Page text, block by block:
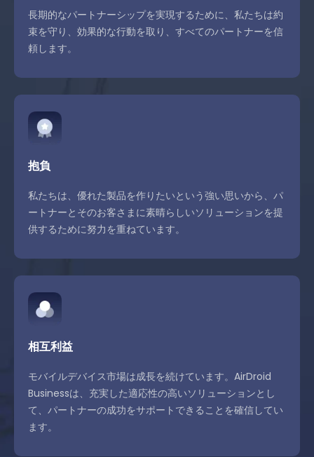
長期的なパートナーシップを実現するために、私たちは約
束を守り、効果的な行動を取り、すべてのパートナーを信
頼します。
抱負
私たちは、優れた製品を作りたいという強い思いから、パ
ートナーとそのお客さまに素晴らしいソリューションを提
供するために努力を重ねています。
相互利益
モバイルデバイス市場は成長を続けています。AirDroid
Businessは、充実した適応性の高いソリューションとし
て、パートナーの成功をサポートできることを確信してい
ます。